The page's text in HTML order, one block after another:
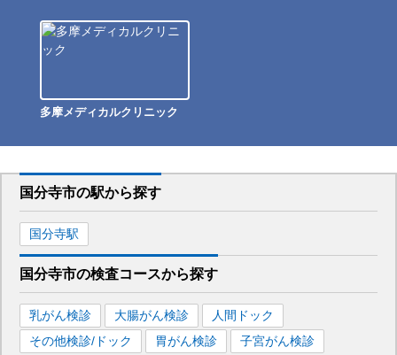
多摩メディカルクリニック
国分寺市の駅から探す
国分寺駅
国分寺市の検査コースから探す
乳がん検診 大腸がん検診
人間ドック
その他検診/ドック
胃がん検診
子宮がん検診